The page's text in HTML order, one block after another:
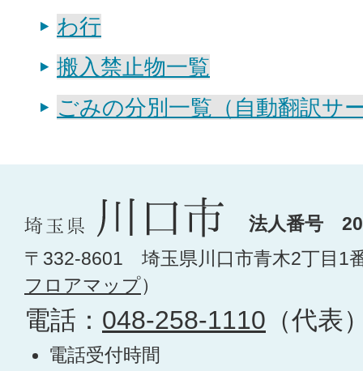
わ行
搬入禁止物一覧
ごみの分別一覧（自動翻訳サ
法人番号
〒332-8601 埼玉県川口市青木2丁目1
フロアマップ）
電話： 048-258-1110 （代表
電話受付時間